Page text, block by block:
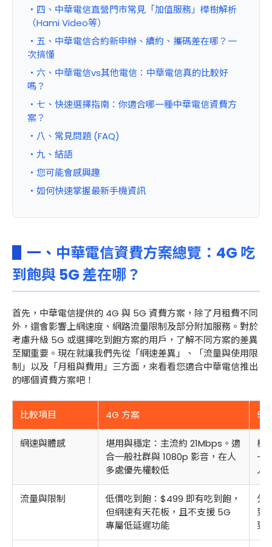
・四、中華電信直營門市常見「加值服務」樺樹解析
（Hami Video等）
・五、中華電信合約新申辦、續約、攜碼差在哪？一
次搞懂
・六、中華電信vs其他電信：中華電信真的比較好
嗎？
・七、快速選擇指南：你適合哪一種中華電信資費方
案？
・八、 常見問題 (FAQ)
・九 、結語
・您可能會感興趣
・如何快速掌握最新手機資訊
▋一、 中華電信資費方案總覽：4G 吃
到飽與 5G 差在哪？
首先，中華電信提供的 4G 與 5G 資費方案，除了月租費不同
外，還會影響上網速度、網路流量限制及部分附加服務。對於
考慮升級 5G 或選擇吃到飽方案的用戶，了解不同方案的差異
至關重要。現在就讓我們先從「網速差異」、「流量與使用限
制」以及「月租與費用」三方面，來看看您適合中華電信推出
的哪個資費方案吧！
比較項目 4G 方案
網速與體感
堪用與穩定：主流約 21Mbps。適
合一般社群與 1080p 影音，在人
多處優先權較低
極
-
人
流量與限制
低價吃到飽：$499 即有吃到飽，
但網速有天花板，且不支援 5G
專屬低延遲功能
分
到
到